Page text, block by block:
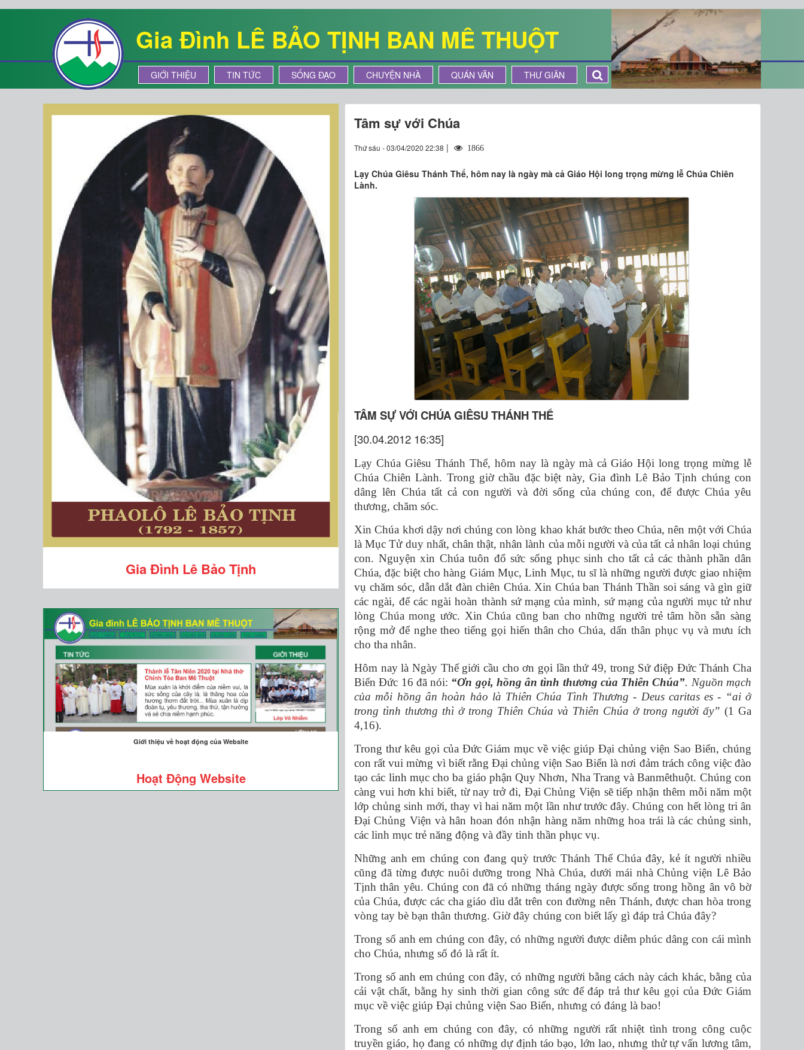
Gia Đình LÊ BẢO TỊNH BAN MÊ THUỘT
GIỚI THIỆU TIN TỨC SỐNG ĐẠO CHUYỆN NHÀ QUÁN VĂN THƯ GIÃN
Tâm sự với Chúa
Thứ sáu - 03/04/2020 22:38 | 1866
Lạy Chúa Giêsu Thánh Thể, hôm nay là ngày mà cả Giáo Hội long trọng mừng lễ Chúa Chiên
Lành.
TÂM SỰ VỚI CHÚA GIÊSU THÁNH THỂ
[30.04.2012 16:35]
Lạy Chúa Giêsu Thánh Thể, hôm nay là ngày mà cả Giáo Hội long trọng mừng lễ
Chúa Chiên Lành. Trong giờ chầu đặc biệt này, Gia đình Lê Bảo Tịnh chúng con
dâng lên Chúa tất cả con người và đời sống của chúng con, để được Chúa yêu
thương, chăm sóc.
Xin Chúa khơi dậy nơi chúng con lòng khao khát bước theo Chúa, nên một với Chúa
là Mục Tử duy nhất, chân thật, nhân lành của mỗi người và của tất cả nhân loại chúng
con. Nguyện xin Chúa tuôn đổ sức sống phục sinh cho tất cả các thành phần dân
Chúa, đặc biệt cho hàng Giám Mục, Linh Mục, tu sĩ là những người được giao nhiệm
vụ chăm sóc, dẫn dắt đàn chiên Chúa. Xin Chúa ban Thánh Thần soi sáng và gìn giữ
các ngài, để các ngài hoàn thành sứ mạng của mình, sứ mạng của người mục tử như
lòng Chúa mong ước. Xin Chúa cũng ban cho những người trẻ tâm hồn sẵn sàng
rộng mở để nghe theo tiếng gọi hiến thân cho Chúa, dấn thân phục vụ và mưu ích
cho tha nhân.
Hôm nay là Ngày Thế giới cầu cho ơn gọi lần thứ 49, trong Sứ điệp Ðức Thánh Cha
Biển Ðức 16 đã nói: “Ơn gọi, hồng ân tình thương của Thiên Chúa”. Nguồn mạch
của mỗi hồng ân hoàn hảo là Thiên Chúa Tình Thương - Deus caritas es - “ai ở
trong tình thương thì ở trong Thiên Chúa và Thiên Chúa ở trong người ấy” (1 Ga
4,16).
Trong thư kêu gọi của Đức Giám mục về việc giúp Đại chủng viện Sao Biển, chúng
con rất vui mừng vì biết rằng Đại chủng viện Sao Biển là nơi đảm trách công việc đào
tạo các linh mục cho ba giáo phận Quy Nhơn, Nha Trang và Banmêthuột. Chúng con
càng vui hơn khi biết, từ nay trở đi, Đại Chủng Viện sẽ tiếp nhận thêm mỗi năm một
lớp chủng sinh mới, thay vì hai năm một lần như trước đây. Chúng con hết lòng tri ân
Đại Chủng Viện và hân hoan đón nhận hàng năm những hoa trái là các chủng sinh,
các linh mục trẻ năng động và đầy tinh thần phục vụ.
Những anh em chúng con đang quỳ trước Thánh Thể Chúa đây, kẻ ít người nhiều
cũng đã từng được nuôi dưỡng trong Nhà Chúa, dưới mái nhà Chủng viện Lê Bảo
Tịnh thân yêu. Chúng con đã có những tháng ngày được sống trong hồng ân vô bờ
của Chúa, được các cha giáo dìu dắt trên con đường nên Thánh, được chan hòa trong
vòng tay bè bạn thân thương. Giờ đây chúng con biết lấy gì đáp trả Chúa đây?
Trong số anh em chúng con đây, có những người được diễm phúc dâng con cái mình
cho Chúa, nhưng số đó là rất ít.
Trong số anh em chúng con đây, có những người bằng cách này cách khác, bằng của
cải vật chất, bằng hy sinh thời gian công sức để đáp trả thư kêu gọi của Đức Giám
mục về việc giúp Đại chủng viện Sao Biển, nhưng có đáng là bao!
Trong số anh em chúng con đây, có những người rất nhiệt tình trong công cuộc
truyền giáo, họ đang có những dự định táo bạo, lớn lao, nhưng thử tự vấn lương tâm,
Gia Đình Lê Bảo Tịnh
Giới thiệu về hoạt động của Website
Hoạt Động Website